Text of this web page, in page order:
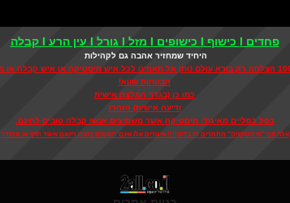
פחדים I כישוף I כישופים I מזל I גורל I עין הרע I קבלה
היחיד שמחזיר אהבה גם לקהילות
הבטחות שווא!
כמו כן (בגדר המלצה אישית
ודיעה אישית) הזהרו
כפל כפליים מאיגודי מיסטיקה אשר משמיצים אנשי קבלה טובים לחינם,
אלה הם "מיסטיקנים" מתחרים זה בדוק!!!! איגודים אלו אינם רשומים בשום רישום איגוד חוקי או מסודר